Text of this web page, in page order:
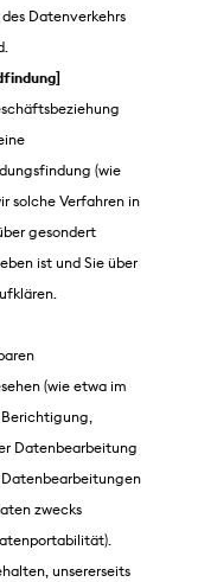
Datenverkehrs
(wie
solche Verfahren in
gesondert
ist und Sie über
(wie etwa im
Berichtigung,
Datenbearbeitung
zwecks
unsererseits